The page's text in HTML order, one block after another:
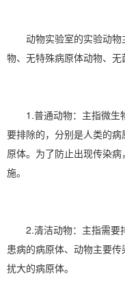
动物实验室的实验动物
物、无特殊病原体动物、无
1.普通动物：主指微生
要排除的，分别是人类的
原体。为了防止出现传染
施。
2.清洁动物：主指需要
患病的病原体、动物主要
扰大的病原体。